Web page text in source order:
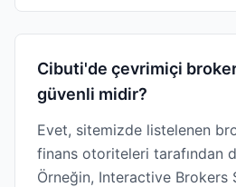
Cibuti'de çevrimiçi
güvenli midir?
Evet, sitemizde listelenen
finans otoriteleri tarafından
Örneğin, Interactive Brokers